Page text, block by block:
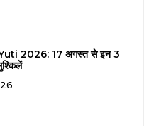
2026: 17 अगस्त से इन 3